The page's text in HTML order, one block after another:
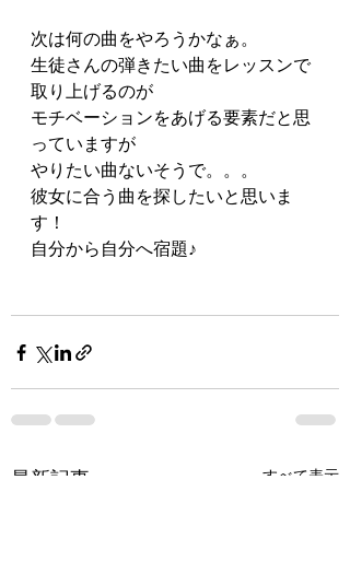
次は何の曲をやろうかなぁ。
生徒さんの弾きたい曲をレッスンで
取り上げるのが
モチベーションをあげる要素だと思
っていますが
やりたい曲ないそうで。。。
彼女に合う曲を探したいと思いま
す！
自分から自分へ宿題♪
最新記事 すべて表示